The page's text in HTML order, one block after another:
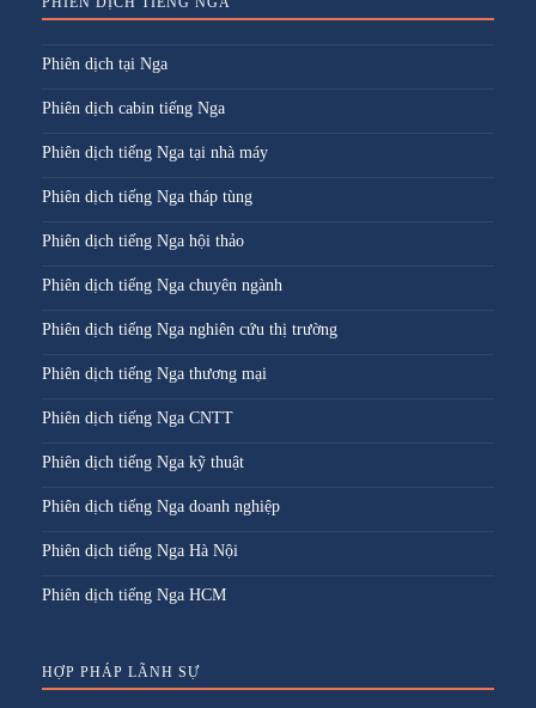
Phiên dịch tại Nga
Phiên dịch cabin tiếng Nga
Phiên dịch tiếng Nga tại nhà máy
Phiên dịch tiếng Nga tháp tùng
Phiên dịch tiếng Nga hội thảo
Phiên dịch tiếng Nga chuyên ngành
Phiên dịch tiếng Nga nghiên cứu thị trường
Phiên dịch tiếng Nga thương mại
Phiên dịch tiếng Nga CNTT
Phiên dịch tiếng Nga kỹ thuật
Phiên dịch tiếng Nga doanh nghiệp
Phiên dịch tiếng Nga Hà Nội
Phiên dịch tiếng Nga HCM
HỢP PHÁP LÃNH SỰ